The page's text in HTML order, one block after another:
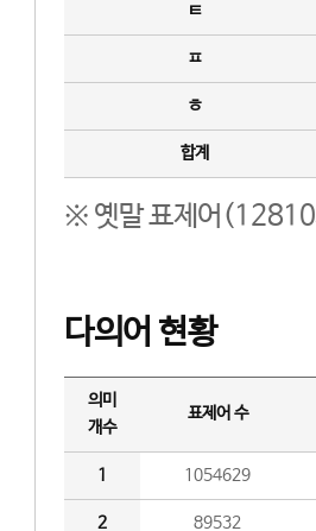
ㅌ
ㅍ
ㅎ
합계
※ 옛말 표제어(12810
다의어 현황
의미
개수
표제어 수
1 1054629
2 89532